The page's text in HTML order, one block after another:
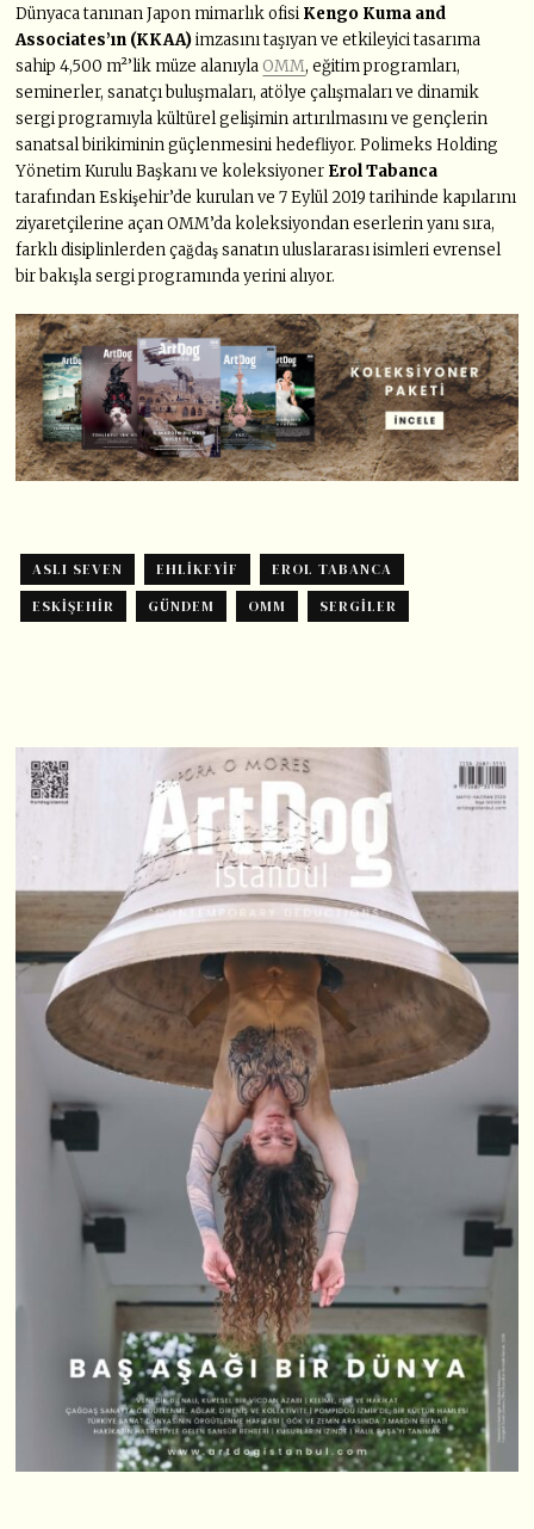
Dünyaca tanınan Japon mimarlık ofisi Kengo Kuma and
Associates’ın (KKAA)imzasını taşıyan ve etkileyici tasarıma
sahip 4,500 m²’lik müze alanıyla OMM, eğitim programları,
seminerler, sanatçı buluşmaları, atölye çalışmaları ve dinamik
sergi programıyla kültürel gelişimin artırılmasını ve gençlerin
sanatsal birikiminin güçlenmesini hedefliyor. Polimeks Holding
Yönetim Kurulu Başkanı ve koleksiyoner Erol Tabanca
tarafından Eskişehir’de kurulan ve 7 Eylül 2019 tarihinde kapılarını
ziyaretçilerine açan OMM’da koleksiyondan eserlerin yanı sıra,
farklı disiplinlerden çağdaş sanatın uluslararası isimleri evrensel
bir bakışla sergi programında yerini alıyor.
ASLI SEVEN EHLIKEYIF
EROL TABANCA
ESKIŞEHIR
GÜNDEM OMM SERGILER